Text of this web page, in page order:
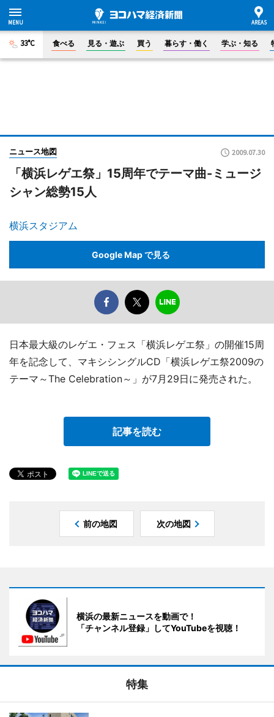
33°C 食べる 見る・遊ぶ 買う 暮らす・働く 学ぶ・知る
ニュース地図 2009.07.30
「横浜レゲエ祭」15周年でテーマ曲-ミュージ
シャン総勢15人
横浜スタジアム
Google Map で見る
日本最大級のレゲエ・フェス「横浜レゲエ祭」の開催15周
年を記念して、マキシシングルCD「横浜レゲエ祭2009の
テーマ～The Celebration～」が7月29日に発売された。
記事を読む
前の地図 次の地図
横浜の最新ニュースを動画で！
「チャンネル登録」してYouTubeを視聴！
特集